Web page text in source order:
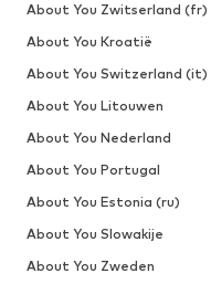
About You Zwitserland (fr)
About You Kroatië
About You Switzerland (it)
About You Litouwen
About You Nederland
About You Portugal
About You Estonia (ru)
About You Slowakije
About You Zweden